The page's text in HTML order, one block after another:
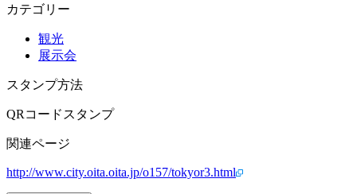
カテゴリー
観光
展示会
スタンプ方法
QRコードスタンプ
関連ページ
http://www.city.oita.oita.jp/o157/tokyor3.html